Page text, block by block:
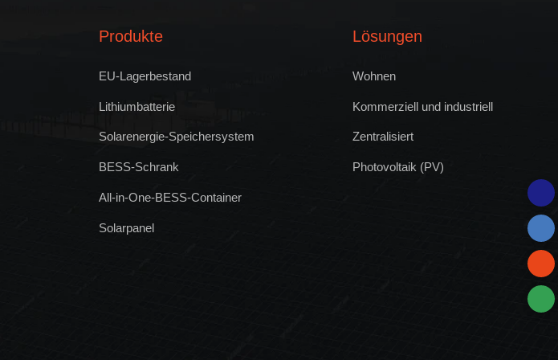
Produkte
EU-Lagerbestand
Lithiumbatterie
Solarenergie-Speichersystem
BESS-Schrank
All-in-One-BESS-Container
Solarpanel
Lösungen
Wohnen
Kommerziell und industriell
Zentralisiert
Photovoltaik (PV)